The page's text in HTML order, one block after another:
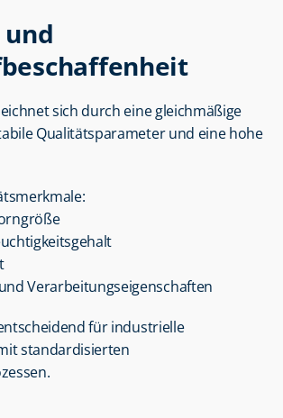
sich durch eine gleichmäßige
Qualitätsparameter und eine hohe
Verarbeitungseigenschaften
für industrielle
standardisierten